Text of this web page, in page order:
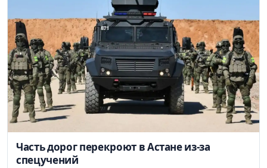
Часть дорог перекроют в Астане из-за
спецучений